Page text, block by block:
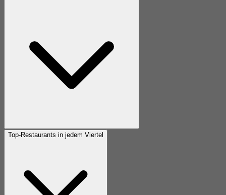
Top-Restaurants in jedem Viertel